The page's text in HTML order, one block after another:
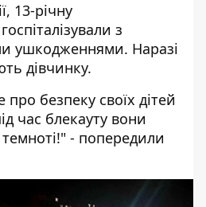
13-річну
з
ушкодженнями. Наразі
дівчинку.
безпеку своїх дітей
час блекауту вони
- попередили